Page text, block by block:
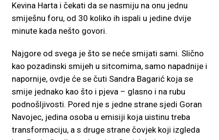
Kevina Harta i čekati da se nasmiju na onu jednu
smiješnu foru, od 30 koliko ih ispali u jedine dvije
minute kada nešto govori.
Najgore od svega je što se neće smijati sami. Slično
kao pozadinski smijeh u sitcomima, samo napadnije i
napornije, ovdje će se čuti Sandra Bagarić koja se
smije jednako kao što i pjeva – glasno i na rubu
podnošljivosti. Pored nje s jedne strane sjedi Goran
Navojec, jedina osoba u emisiji koja uistinu treba
transformaciju, a s druge strane čovjek koji izgleda